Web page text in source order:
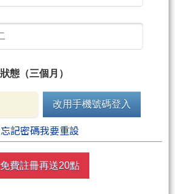
群
態（三個月）
改用手機號碼登入
忘記密碼我要重設
免費註冊再送20點